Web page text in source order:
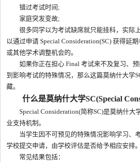
错过考试时间;
家庭突发变故;
很多同学以为考试缺席就只能挂科，实际
以通过申请 Special Consideration(SC) 获得延期
或其他学术调整机会的。
如果你正在担心 Final 考试来不及复习、预
到影响考试的特殊情况，那么这篇莫纳什大学
藏。
什么是莫纳什大学SC(Special
Special Consideration(简称SC)是莫纳什大
业支持机制。
当学生因不可预见的特殊情况影响学习、
学校提交申请，由学校评估是否给予相应安排。
常见结果包括：